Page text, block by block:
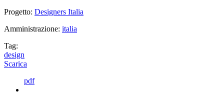
Progetto: Designers Italia
Amministrazione: italia
Tag:
design
Scarica
pdf